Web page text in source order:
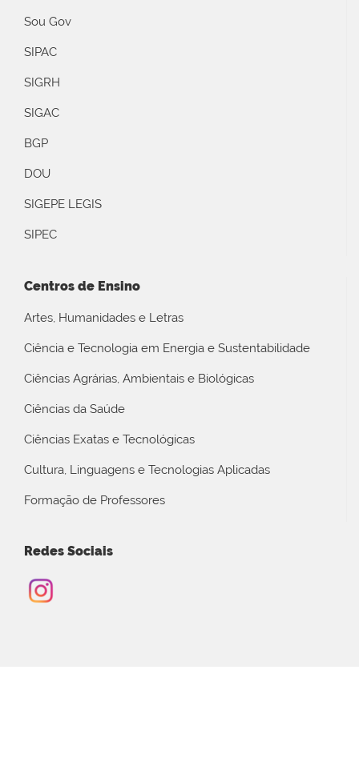
Sou Gov
SIPAC
SIGRH
SIGAC
BGP
DOU
SIGEPE LEGIS
SIPEC
Centros de Ensino
Artes, Humanidades e Letras
Ciência e Tecnologia em Energia e Sustentabilidade
Ciências Agrárias, Ambientais e Biológicas
Ciências da Saúde
Ciências Exatas e Tecnológicas
Cultura, Linguagens e Tecnologias Aplicadas
Formação de Professores
Redes Sociais